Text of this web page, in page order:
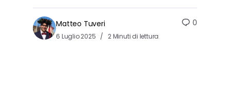
Matteo Tuveri
6 Luglio 2025 2 Minuti di lettura
0